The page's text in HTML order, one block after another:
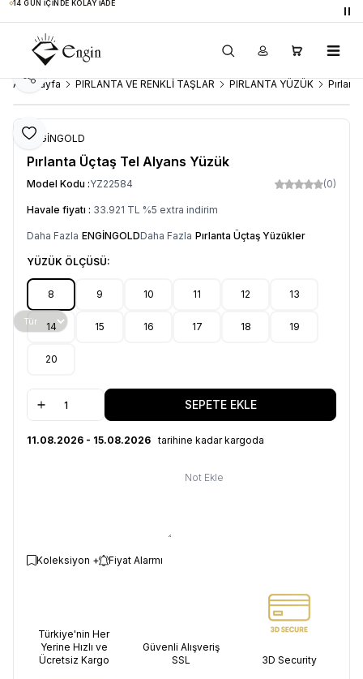
14 GÜN İÇINDE KOLAY İADE
Ana Sayfa PIRLANTA VE RENKLİ TAŞLAR PIRLANTA YÜZÜK
Favoriye Ekle
Paylaş
ENGİNGOLD
Pırlanta Üçtaş Tel Alyans Yüzük
Model Kodu :YZ22584 (0)
Havale fiyatı : 33.921 TL %5 extra indirim
Daha Fazla ENGİNGOLDDaha Fazla Pırlanta Üçtaş Yüzükler
YÜZÜK ÖLÇÜSÜ:
8 9 10 11 12 13
14 15 16 17 18 19
20
SEPETE EKLE
11.08.2026 - 15.08.2026 tarihine kadar kargoda
Not Ekle
Koleksiyon + Fiyat Alarmı
Türkiye'nin Her
Yerine Hızlı ve
Ücretsiz Kargo
Güvenli Alışveriş
SSL
3D Security